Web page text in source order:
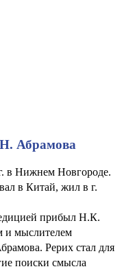
Абрамова
в Нижнем Новгороде.
в Китай, жил в г.
прибыл Н.К.
и мыслителем
Рерих стал для
поиски смысла